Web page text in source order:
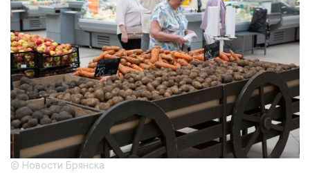
© Новости Брянска